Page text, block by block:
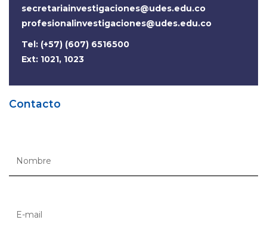
secretariainvestigaciones@udes.edu.co
profesionalinvestigaciones@udes.edu.co
Tel: (+57) (607) 6516500
Ext: 1021, 1023
Contacto